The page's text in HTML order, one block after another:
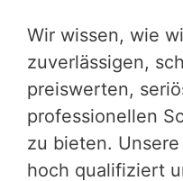
Wir wissen, wie
zuverlässigen,
preiswerten,
professionellen
zu bieten.
hoch qualifiziert